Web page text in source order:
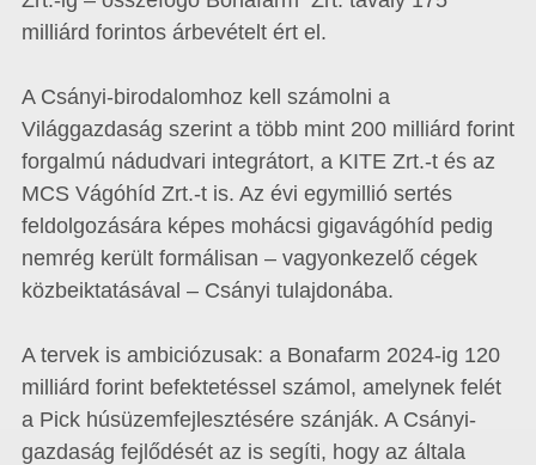
milliárd forintos árbevételt ért el.
A Csányi-birodalomhoz kell számolni a
Világgazdaság szerint a több mint 200 milliárd forint
forgalmú nádudvari integrátort, a KITE Zrt.-t és az
MCS Vágóhíd Zrt.-t is. Az évi egymillió sertés
feldolgozására képes mohácsi gigavágóhíd pedig
nemrég került formálisan – vagyonkezelő cégek
közbeiktatásával – Csányi tulajdonába.
A tervek is ambiciózusak: a Bonafarm 2024-ig 120
milliárd forint befektetéssel számol, amelynek felét
a Pick húsüzemfejlesztésére szánják. A Csányi-
gazdaság fejlődését az is segíti, hogy az általa